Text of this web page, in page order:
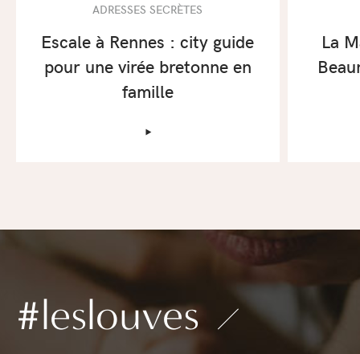
ADRESSES SECRÈTES
Escale à Rennes : city guide
pour une virée bretonne en
famille
‣
La
#leslouves